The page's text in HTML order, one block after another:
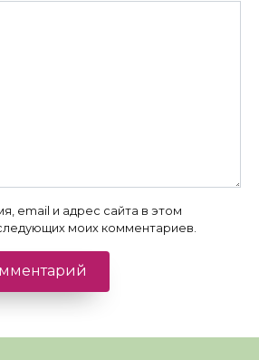
email и адрес сайта в этом
моих комментариев.